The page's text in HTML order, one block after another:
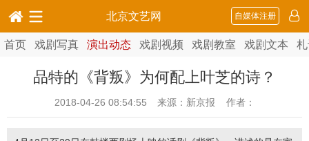
北京文艺网 自媒体注册
首页 戏剧写真 演出动态 戏剧视频 戏剧教室 戏剧文本
品特的《背叛》为何配上叶芝的诗？
2018-04-26 08:54:55 来源：新京报 作者：